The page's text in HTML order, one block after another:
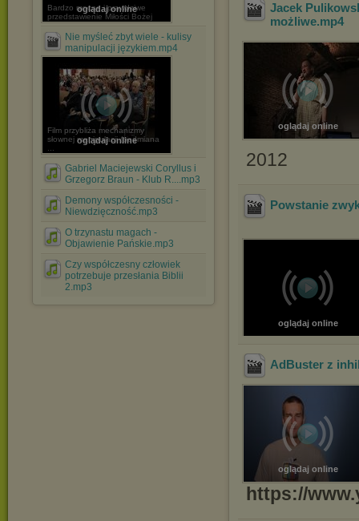
oglądaj online
Bardzo mocne i prawdziwe
przedstawienie Miłości Bożej
Nie myśleć zbyt wiele - kulisy
manipulacji językiem.mp4
oglądaj online
Film przybliża mechanizmy
słownej manipulacji (podmiana
Gabriel Maciejewski Coryllus i
Grzegorz Braun - Klub R....mp3
Demony współczesności -
Niewdzięczność.mp3
O trzynastu magach -
Objawienie Pańskie.mp3
Czy współczesny człowiek
potrzebuje przesłania Biblii
2.mp3
Jacek
możliwe.mp4
oglądaj online
2012
Powstanie
oglądaj online
AdBuster z
oglądaj online
https://